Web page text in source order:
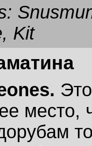
, Kit
место,